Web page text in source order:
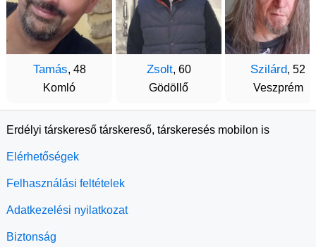
Tamás, 48
Komló
Zsolt, 60
Gödöllő
Szilárd, 52
Veszprém
Erdélyi társkereső társkereső, társkeresés mobilon is
Elérhetőségek
Felhasználási feltételek
Adatkezelési nyilatkozat
Biztonság